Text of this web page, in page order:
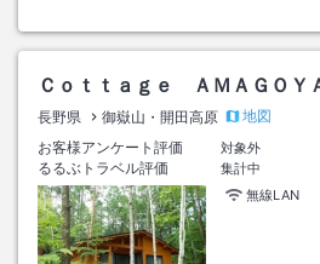
Ｃｏｔｔａｇｅ ＡＭＡＧＯＹ
長野県 御嶽山・開田高原
地図
お客様アンケート評価
対象外
るるぶトラベル評価
集計中
無線LAN